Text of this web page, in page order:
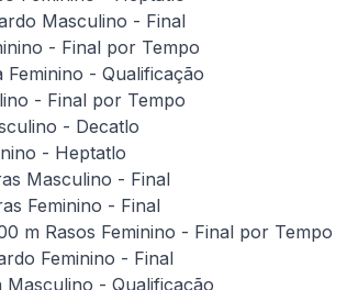
Masculino - Final
- Final por Tempo
- Qualificação
- Final por Tempo
- Decatlo
- Heptatlo
Masculino - Final
Feminino - Final
m Rasos Feminino - Final por Tempo
Feminino - Final
Masculino - Qualificação